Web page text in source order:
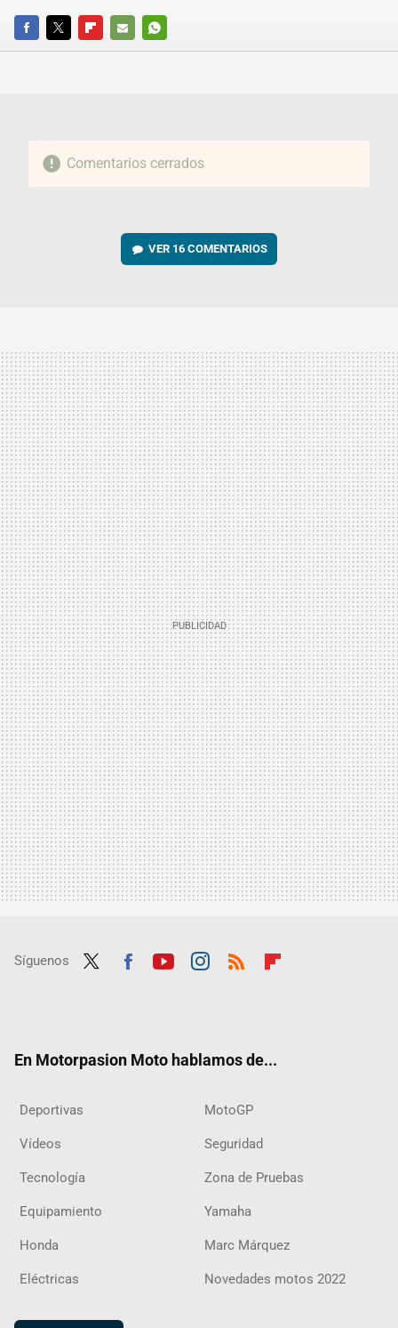
FACEBOOKTWITTERFLIPBOARD
E-
WHATSAPP
Comentarios cerrados
VER 16 COMENTARIOS
Síguenos
En Motorpasion Moto hablamos de...
Deportivas MotoGP
Vídeos Seguridad
Tecnología Zona de Pruebas
Equipamiento Yamaha
Honda Marc Márquez
Eléctricas Novedades motos 2022